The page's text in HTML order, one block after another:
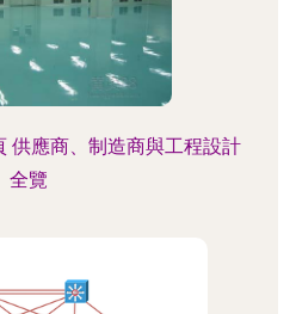
供應商、制造商與工程設計
全覽